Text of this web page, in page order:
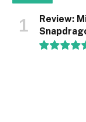
Review: